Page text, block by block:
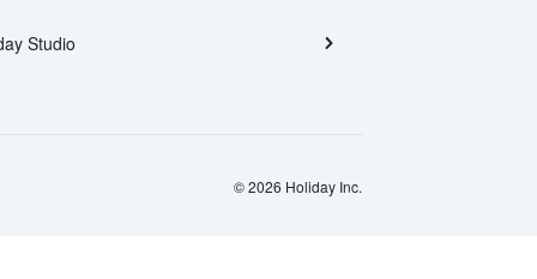
Studio
© 2026 Holiday Inc.